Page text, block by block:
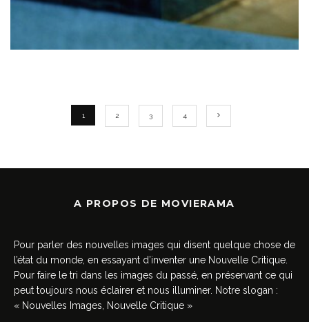
1 2 3 4
A PROPOS DE MOVIERAMA
Pour parler des nouvelles images qui disent quelque chose de
l’état du monde, en essayant d’inventer une Nouvelle Critique.
Pour faire le tri dans les images du passé, en préservant ce qui
peut toujours nous éclairer et nous illuminer. Notre slogan :
« Nouvelles Images, Nouvelle Critique »